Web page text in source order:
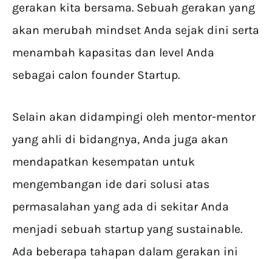
gerakan kita bersama. Sebuah gerakan yang
akan merubah mindset Anda sejak dini serta
menambah kapasitas dan level Anda
sebagai calon founder Startup.
Selain akan didampingi oleh mentor-mentor
yang ahli di bidangnya, Anda juga akan
mendapatkan kesempatan untuk
mengembangan ide dari solusi atas
permasalahan yang ada di sekitar Anda
menjadi sebuah startup yang sustainable.
Ada beberapa tahapan dalam gerakan ini